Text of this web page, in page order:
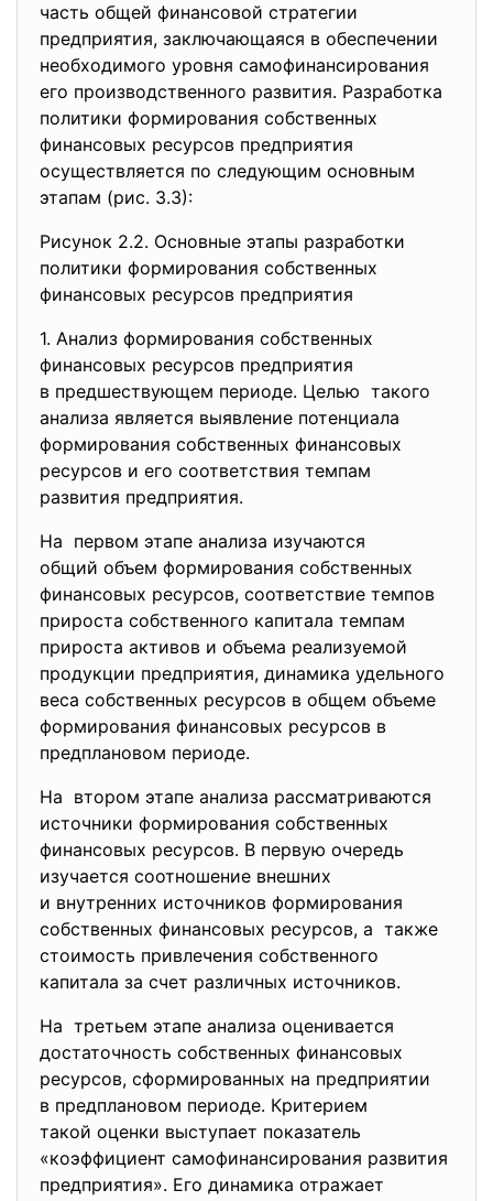
часть общей финансовой стратегии
предприятия, заключающаяся в обеспечении
необходимого уровня самофинансирования
его производственного развития. Разработка
политики формирования собственных
финансовых ресурсов предприятия
осуществляется по следующим основным
этапам (рис. 3.3):
Рисунок 2.2. Основные этапы разработки
политики формирования собственных
финансовых ресурсов предприятия
1. Анализ формирования собственных
финансовых ресурсов предприятия
в предшествующем периоде. Целью такого
анализа является выявление потенциала
формирования собственных финансовых
ресурсов и его соответствия темпам
развития предприятия.
На первом этапе анализа изучаются
общий объем формирования собственных
финансовых ресурсов, соответствие темпов
прироста собственного капитала темпам
прироста активов и объема реализуемой
продукции предприятия, динамика удельного
веса собственных ресурсов в общем объеме
формирования финансовых ресурсов в
предплановом периоде.
На втором этапе анализа рассматриваются
источники формирования собственных
финансовых ресурсов. В первую очередь
изучается соотношение внешних
и внутренних источников формирования
собственных финансовых ресурсов, а также
стоимость привлечения собственного
капитала за счет различных источников.
На третьем этапе анализа оценивается
достаточность собственных финансовых
ресурсов, сформированных на предприятии
в предплановом периоде. Критерием
такой оценки выступает показатель
«коэффициент самофинансирования развития
предприятия». Его динамика отражает